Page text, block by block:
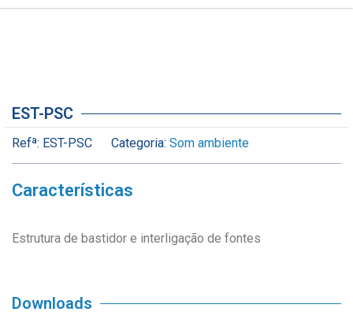
EST-PSC
Refª: EST-PSC Categoria: Som ambiente
Características
Estrutura de bastidor e interligação de fontes
Downloads